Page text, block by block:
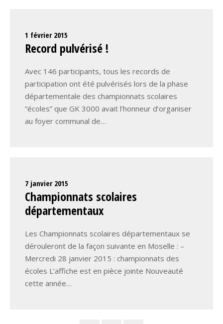
1 février 2015
Record pulvérisé !
Avec 146 participants, tous les records de
participation ont été pulvérisés lors de la phase
départementale des championnats scolaires
“écoles” que GK 3000 avait l’honneur d’organiser
au foyer communal de…
7 janvier 2015
Championnats scolaires
départementaux
Les Championnats scolaires départementaux se
dérouleront de la façon suivante en Moselle : –
Mercredi 28 janvier 2015 : championnats des
écoles L’affiche est en pièce jointe Nouveauté
cette année…